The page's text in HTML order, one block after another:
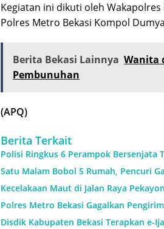
Kegiatan ini dikuti oleh
Polres Metro Bekasi Kompol
Berita Bekasi Lainnya Wanita
Pembunuhan
(APQ)
Berita Terkait
Polisi Ringkus 6 Perampok Bersenjata
Satu Malam Bobol 5 Rumah, Pencuri
Kecelakaan Maut di Jalan Raya
Polres Metro Bekasi Gagalkan
Disdik Kabupaten Bekasi Terapkan e-